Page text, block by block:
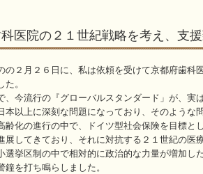
医院の２１世紀戦略を考え、支
の２月２６日に、私は依頼を受けて京都府歯
。
、今流行の『グローバルスタンダード」が、
本以上に深刻な問題になっており、そのよう
齢化の進行の中で、ドイツ型社会保険を目標
展してきており、それに対抗する２１世紀の
選挙区制の中で相対的に政治的な力量が増加
鐘を打ち鳴らしました。